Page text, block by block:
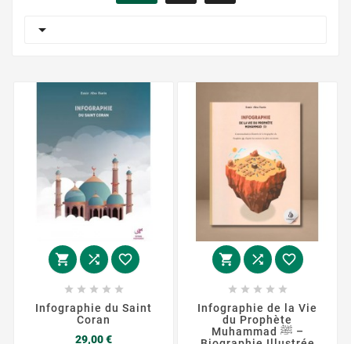

  
    
Infographie du Saint
Coran
29,00 €Prix
  
    
Infographie de la Vie
du Prophète
Muhammad ﷺ –